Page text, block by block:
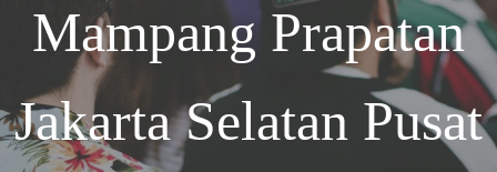
Mampang Prapatan
Jakarta Selatan Pusat